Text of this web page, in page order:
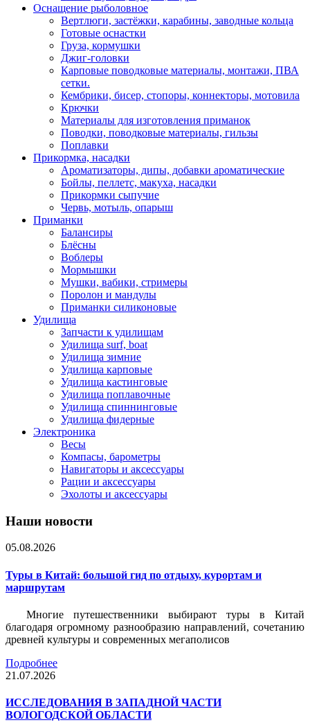
Оснащение рыболовное
Вертлюги, застёжки, карабины, заводные кольца
Готовые оснастки
Груза, кормушки
Джиг-головки
Карповые поводковые материалы, монтажи, ПВА
сетки.
Кембрики, бисер, стопоры, коннекторы, мотовила
Крючки
Материалы для изготовления приманок
Поводки, поводковые материалы, гильзы
Поплавки
Прикормка, насадки
Ароматизаторы, дипы, добавки ароматические
Бойлы, пеллетс, макуха, насадки
Прикормки сыпучие
Червь, мотыль, опарыш
Приманки
Балансиры
Блёсны
Воблеры
Мормышки
Мушки, вабики, стримеры
Поролон и мандулы
Приманки силиконовые
Удилища
Запчасти к удилищам
Удилища surf, boat
Удилища зимние
Удилища карповые
Удилища кастинговые
Удилища поплавочные
Удилища спиннинговые
Удилища фидерные
Электроника
Весы
Компасы, барометры
Навигаторы и аксессуары
Рации и аксессуары
Эхолоты и аксессуары
Наши новости
05.08.2026
Туры в Китай: большой гид по отдыху, курортам и
маршрутам
Многие путешественники выбирают туры в Китай
благодаря огромному разнообразию направлений, сочетанию
древней культуры и современных мегаполисов
Подробнее
21.07.2026
ИССЛЕДОВАНИЯ В ЗАПАДНОЙ ЧАСТИ
ВОЛОГОДСКОЙ ОБЛАСТИ